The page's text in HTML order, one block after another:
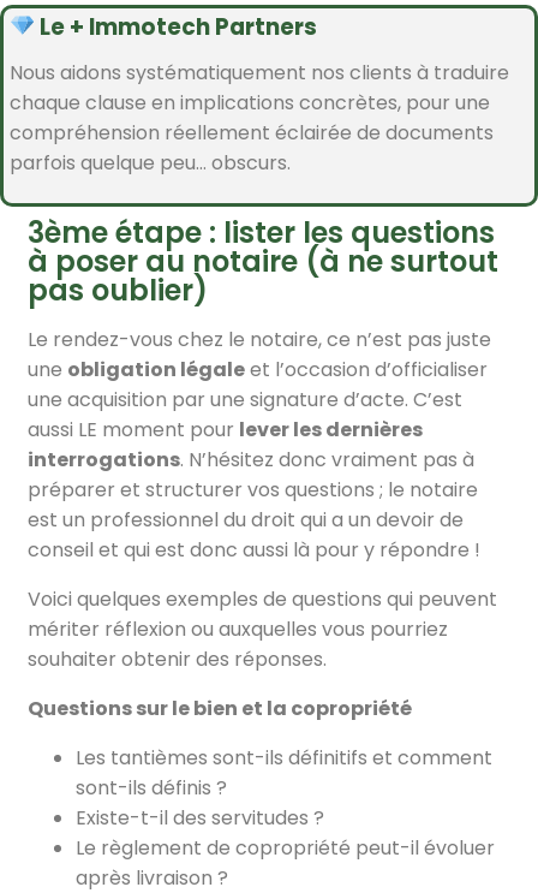
Le + Immotech Partners
Nous aidons systématiquement nos clients à traduire
chaque clause en implications concrètes, pour une
compréhension réellement éclairée de documents
parfois quelque peu… obscurs.
3ème étape : lister les questions
à poser au notaire (à ne surtout
pas oublier)
Le rendez-vous chez le notaire, ce n’est pas juste
une obligation légaleet l’occasion d’officialiser
une acquisition par une signature d’acte. C’est
aussi LE moment pour lever les dernières
interrogations. N’hésitez donc vraiment pas à
préparer et structurer vos questions ; le notaire
est un professionnel du droit qui a un devoir de
conseil et qui est donc aussi là pour y répondre !
Voici quelques exemples de questions qui peuvent
mériter réflexion ou auxquelles vous pourriez
souhaiter obtenir des réponses.
Questions sur le bien et la copropriété
Les tantièmes sont-ils définitifs et comment
sont-ils définis ?
Existe-t-il des servitudes ?
Le règlement de copropriété peut-il évoluer
après livraison ?